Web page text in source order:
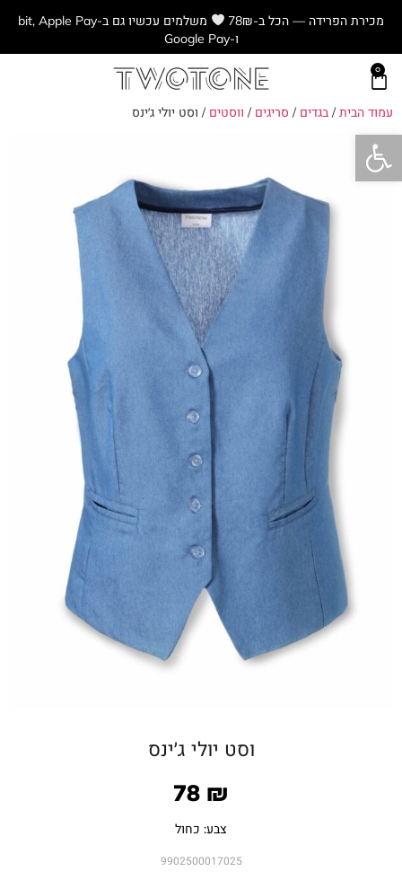
מכירת הפרידה — הכל ב-78₪
משלמים עכשיו גם ב-bit, Apple Pay
ו-Google Pay
0
עמוד הבית/ בגדים / סריגים / ווסטים / וסט יולי ג׳ינס
וסט יולי ג׳ינס
78 ₪
צבע: כחול
9902500017025
פתח סרגל נגישות